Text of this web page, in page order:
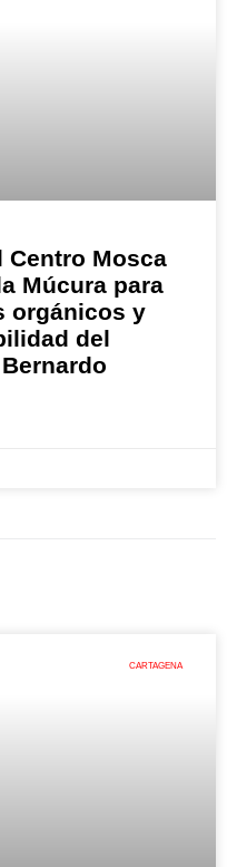
Centro Mosca
Múcura para
orgánicos y
del
CARTAGENA